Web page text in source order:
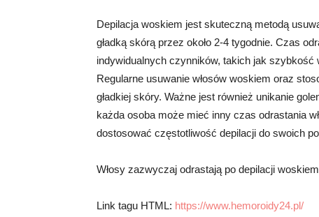
Depilacja woskiem jest skuteczną metodą
gładką skórą przez około 2-4 tygodnie. Czas
indywidualnych czynników, takich jak szybkość
Regularne usuwanie włosów woskiem oraz
gładkiej skóry. Ważne jest również unikanie
każda osoba może mieć inny czas odrastania
dostosować częstotliwość depilacji do swoich
Włosy zazwyczaj odrastają po depilacji
Link tagu HTML: https://www.hemoroidy24.pl/